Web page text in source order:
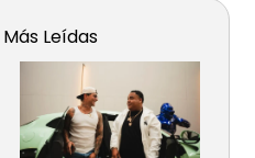
Más Leídas